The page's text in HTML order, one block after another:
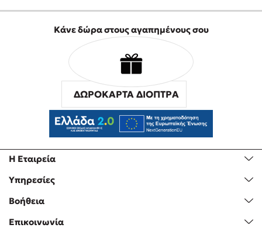
Η Εταιρεία
Υπηρεσίες
Βοήθεια
Επικοινωνία
Κάνε δώρα στους αγαπημένους σου
ΔΩΡΟΚΑΡΤΑ ΔΙΟΠΤΡΑ